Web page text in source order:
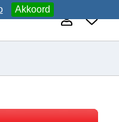
Akkoord